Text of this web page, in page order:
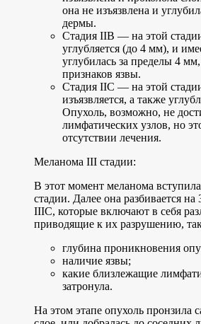
она не изъязвлена и
дермы.
Стадия IIB — на этой
углубляется (до 4 мм), и
углубилась за пределы 4
признаков язвы.
Стадия IIC — на этой
изъязвляется, а также
Опухоль, возможно, не
лимфатических узлов, но
отсутствии лечения.
Меланома III стадии:
В этот момент меланома
стадии. Далее она разбивается
IIIC, которые включают в себя
приводящие к их разрушению,
глубина проникновения
наличие язвы;
какие близлежащие
затронула.
На этом этапе опухоль пронзила